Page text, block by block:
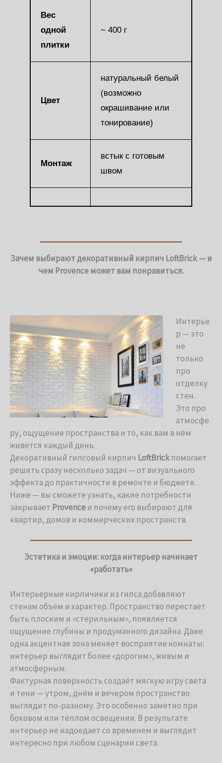
Вес
одной
плитки
~ 400 г
Цвет
натуральный белый
(возможно
окрашивание или
тонирование)
Монтаж
встык с готовым
швом
Зачем выбирают декоративный кирпич LoftBrick — и
чем Provence может вам понравиться.
Интерье
р — это
не
только
про
отделку
стен.
Это про
атмосфе
ру, ощущение пространства и то, как вам в нём
живётся каждый день.
Декоративный гипсовый кирпич LoftBrickпомогает
решить сразу несколько задач — от визуального
эффекта до практичности в ремонте и бюджете.
Ниже — вы сможете узнать, какие потребности
закрывает Provenceи почему его выбирают для
квартир, домов и коммерческих пространств.
Эстетика и эмоции: когда интерьер начинает
«работать»
Интерьерные кирпичики из гипса добавляют
стенам объём и характер. Пространство перестаёт
быть плоским и «стерильным», появляется
ощущение глубины и продуманного дизайна. Даже
одна акцентная зона меняет восприятие комнаты:
интерьер выглядит более «дорогим», живым и
атмосферным.
Фактурная поверхность создаёт мягкую игру света
и тени — утром, днём и вечером пространство
выглядит по-разному. Это особенно заметно при
боковом или тёплом освещении. В результате
интерьер не надоедает со временем и выглядит
интересно при любом сценарии света.